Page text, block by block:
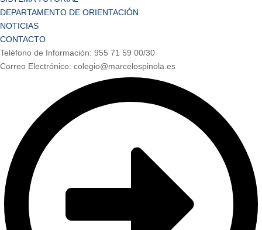
DEPARTAMENTO DE ORIENTACIÓN
NOTICIAS
CONTACTO
Teléfono de Información: 955 71 59 00/30
Correo Electrónico: colegio@marcelospinola.es